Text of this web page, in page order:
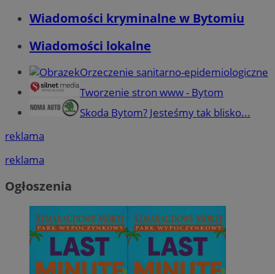
Wiadomości kryminalne w Bytomiu
Wiadomości lokalne
Orzeczenie sanitarno-epidemiologiczne
Tworzenie stron www - Bytom
Skoda Bytom? Jesteśmy tak blisko...
reklama
reklama
Ogłoszenia